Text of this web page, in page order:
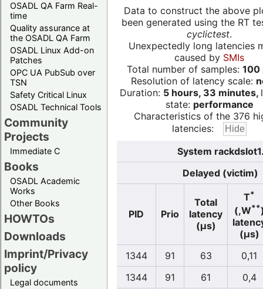
OSADL QA Farm Real-
time
Quality assurance at
the OSADL QA Farm
OSADL Linux Add-on
Patches
OPC UA PubSub over
TSN
Safety Critical Linux
OSADL Technical Tools
Community
Projects
Immediate C
Books
OSADL Academic
Works
Other Books
HOWTOs
Downloads
Imprint/Privacy
policy
Legal documents
Data to construct the above
been generated using the RT
cyclictest.
Unexpectedly long latencies
caused by SMIs
Total number of samples: 100
Resolution of latency scale:
Duration: 5 hours, 33 minutes,
state: performance
Characteristics of the 376
latencies:
System
Delayed (victim)
PID Prio
Total
latency
(µs)
T*
(,W**
(µs)
1344
91 63
0,11
1344
91 61
0,4